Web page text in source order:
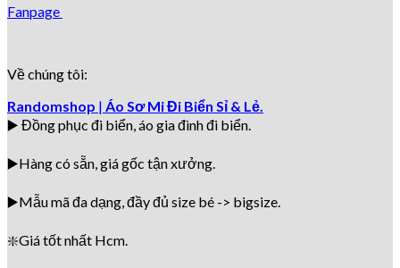
Fanpage
Về chúng tôi:
Randomshop | Áo Sơ Mi Đi Biển Sỉ & Lẻ.
▶️ Đồng phục đi biển, áo gia đình đi biển.
▶️Hàng có sẵn, giá gốc tận xưởng.
▶️Mẫu mã đa dạng, đầy đủ size bé -> bigsize.
❇️Giá tốt nhất Hcm.